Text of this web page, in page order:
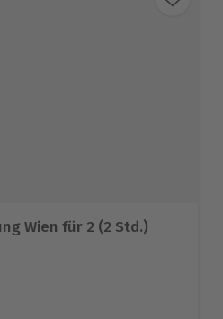
Wien für 2 (2 Std.)